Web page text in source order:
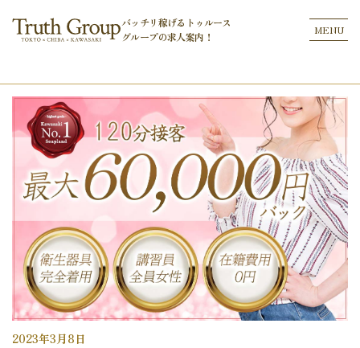
バッチリ稼げるトゥルース
グループの求人案内！
MENU
2023年3月8日